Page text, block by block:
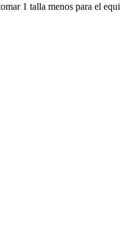
1 talla menos para el